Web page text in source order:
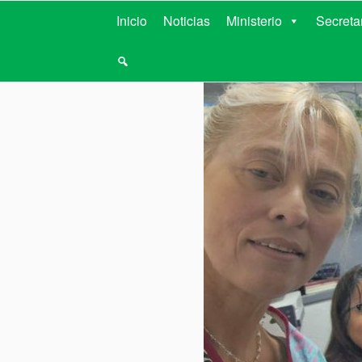
MINISTERIO
Inicio Noticias Ministerio